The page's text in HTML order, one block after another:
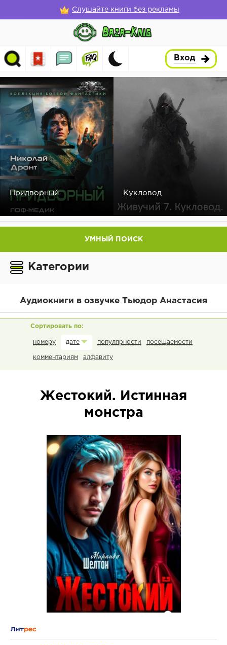
Слушайте книги без рекламы
Вход
Придворный Кукловод
УМНЫЙ ПОИСК
Категории
Аудиокниги в озвучке Тьюдор Анастасия
номеру дате популярности посещаемости
комментариям алфавиту
Жестокий. Истинная
монстра